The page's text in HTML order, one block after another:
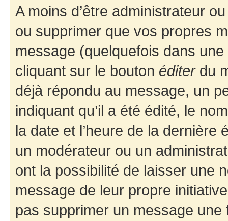
A moins d’être administrateur
ou supprimer que vos propres
message (quelquefois dans
cliquant sur le bouton éditerdu
déjà répondu au message, un
indiquant qu’il a été édité, le
la date et l’heure de la dernière
un modérateur ou un
ont la possibilité de laisser une
message de leur propre
pas supprimer un message une